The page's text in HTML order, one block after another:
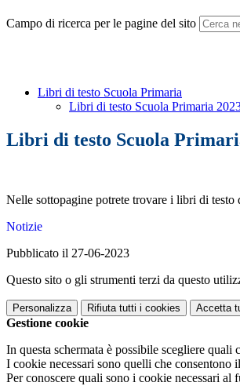
Campo di ricerca per le pagine del sito
Libri di testo Scuola Primaria
Libri di testo Scuola Primaria
Libri di testo Scuola
Nelle sottopagine potrete trovare i libri di
Notizie
Pubblicato il 27-06-2023
Questo sito o gli strumenti terzi da questo
Personalizza Rifiuta tutti i cookies Accetta
Gestione cookie
In questa schermata è possibile scegliere quali
I cookie necessari sono quelli che
Per conoscere quali sono i cookie necessari al